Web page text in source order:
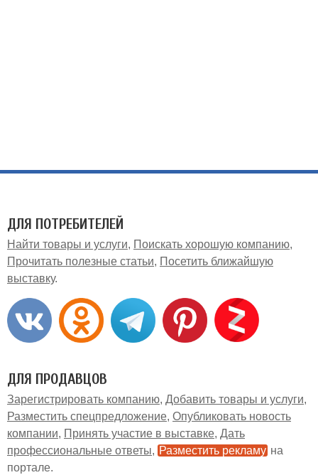
ДЛЯ ПОТРЕБИТЕЛЕЙ
Найти товары и услуги
Поискать хорошую компанию
Прочитать полезные статьи
Посетить ближайшую
выставку
ДЛЯ ПРОДАВЦОВ
Зарегистрировать компанию Добавить товары и услуги
Разместить спецпредложение Опубликовать новость
компании
Принять участие в выставке Дать
профессиональные ответы
Разместить рекламу на
портале